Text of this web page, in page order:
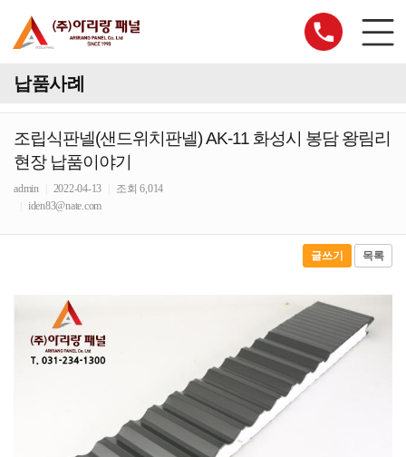
납품사례
조립식판넬(샌드위치판넬) AK-11 화성시 봉담 왕림리
현장 납품이야기
admin 2022-04-13
조회 6,014
iden83@nate.com
글쓰기 목록